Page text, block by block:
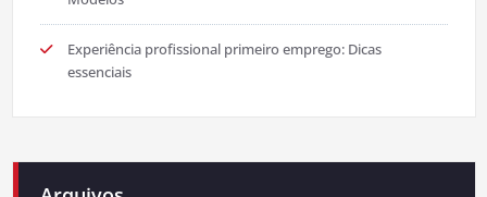
Experiência profissional primeiro emprego: Dicas
essenciais